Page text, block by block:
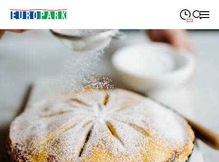
Suche schließen
09:00
—19:30
Mittwoch
MITTWOCH
Donnerstag
DONNERSTAG 09:00—19:30
Freitag
FREITAG 09:00—21:00